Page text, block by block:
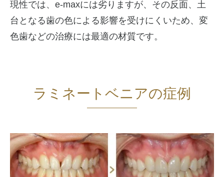
現性では、e-maxには劣りますが、その反面、土
台となる歯の色による影響を受けにくいため、変
色歯などの治療には最適の材質です。
ラミネートベニアの症例